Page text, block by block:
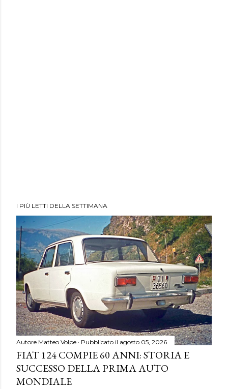
I PIÙ LETTI DELLA SETTIMANA
Autore Matteo Volpe Pubblicato il agosto 05, 2026
FIAT 124 COMPIE 60 ANNI: STORIA E
SUCCESSO DELLA PRIMA AUTO
MONDIALE